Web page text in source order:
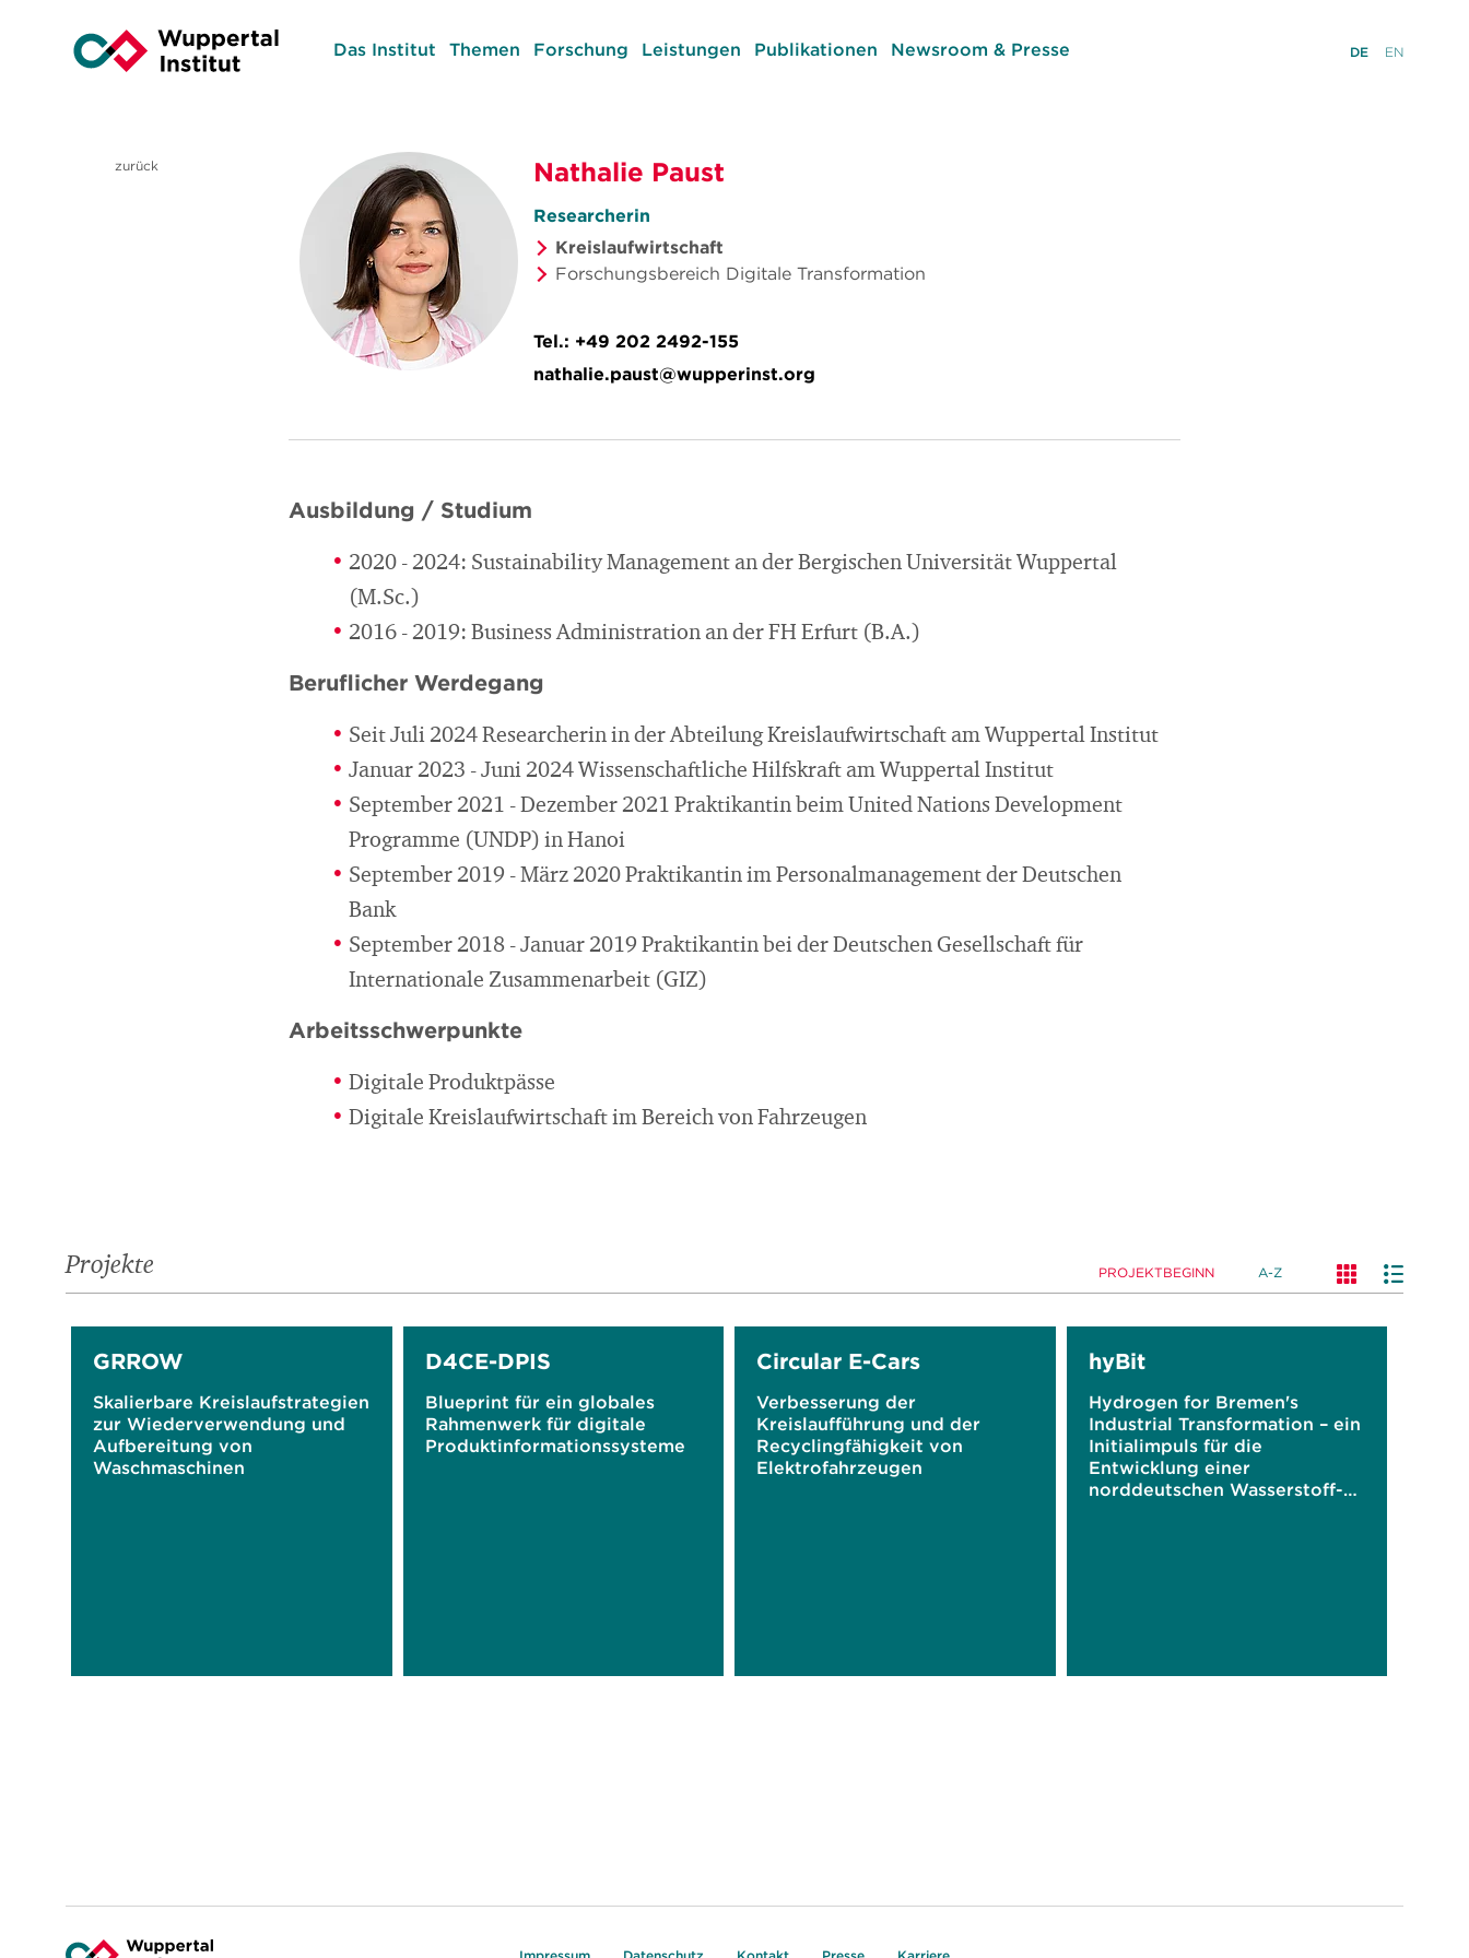
Das Institut Themen Forschung Leistungen Publikationen Newsroom & Presse DE EN
zurück Nathalie Paust
Researcherin
Kreislaufwirtschaft
Forschungsbereich Digitale Transformation
Tel.: +49 202 2492-155
nathalie.paust@wupperinst.org
Ausbildung / Studium
2020 - 2024: Sustainability Management an der Bergischen Universität Wuppertal
(M.Sc.)
2016 - 2019: Business Administration an der FH Erfurt (B.A.)
Beruflicher Werdegang
Seit Juli 2024 Researcherin in der Abteilung Kreislaufwirtschaft am Wuppertal Institut
Januar 2023 - Juni 2024 Wissenschaftliche Hilfskraft am Wuppertal Institut
September 2021 - Dezember 2021 Praktikantin beim United Nations Development
Programme (UNDP) in Hanoi
September 2019 - März 2020 Praktikantin im Personalmanagement der Deutschen
Bank
September 2018 - Januar 2019 Praktikantin bei der Deutschen Gesellschaft für
Internationale Zusammenarbeit (GIZ)
Arbeitsschwerpunkte
Digitale Produktpässe
Digitale Kreislaufwirtschaft im Bereich von Fahrzeugen
Projekte PROJEKTBEGINN A-Z
GRROW
Skalierbare Kreislaufstrategien
zur Wiederverwendung und
Aufbereitung von
Waschmaschinen
D4CE-DPIS
Blueprint für ein globales
Rahmenwerk für digitale
Produktinformationssysteme
Circular E-Cars
Verbesserung der
Kreislaufführung und der
Recyclingfähigkeit von
Elektrofahrzeugen
hyBit
Hydrogen for Bremen's
Industrial Transformation – ein
Initialimpuls für die
Entwicklung einer
norddeutschen Wasserstoff-